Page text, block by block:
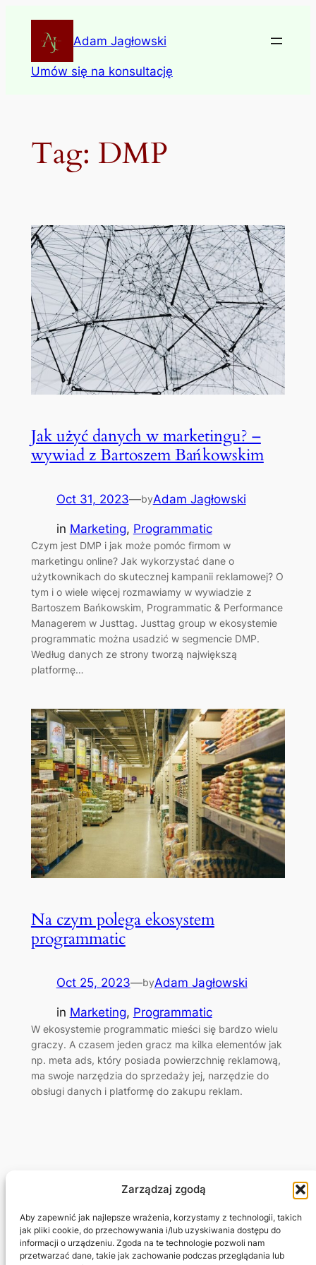
Zarządzaj zgodą
Aby zapewnić jak najlepsze wrażenia, korzystamy z technologii, takich
jak pliki cookie, do przechowywania i/lub uzyskiwania dostępu do
informacji o urządzeniu. Zgoda na te technologie pozwoli nam
przetwarzać dane, takie jak zachowanie podczas przeglądania lub
content
Adam Jagłowski
Umów się na konsultację
Tag: DMP
Jak użyć danych w marketingu? –
wywiad z Bartoszem Bańkowskim
Oct 31, 2023—byAdam Jagłowski
in Marketing, Programmatic
Czym jest DMP i jak może pomóc firmom w
marketingu online? Jak wykorzystać dane o
użytkownikach do skutecznej kampanii reklamowej? O
tym i o wiele więcej rozmawiamy w wywiadzie z
Bartoszem Bańkowskim, Programmatic & Performance
Managerem w Justtag. Justtag group w ekosystemie
programmatic można usadzić w segmencie DMP.
Według danych ze strony tworzą największą
platformę…
Na czym polega ekosystem
programmatic
Oct 25, 2023—byAdam Jagłowski
in Marketing, Programmatic
W ekosystemie programmatic mieści się bardzo wielu
graczy. A czasem jeden gracz ma kilka elementów jak
np. meta ads, który posiada powierzchnię reklamową,
ma swoje narzędzia do sprzedaży jej, narzędzie do
obsługi danych i platformę do zakupu reklam.
Adam Jagłowski
Marketing Freelancer